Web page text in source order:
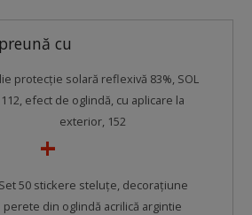
cu
protecție solară reflexivă 83%, SOL
112, efect de oglindă, cu aplicare la
exterior, 152
Set 50 stickere steluţe, decoraţiune
perete din oglindă acrilică argintie